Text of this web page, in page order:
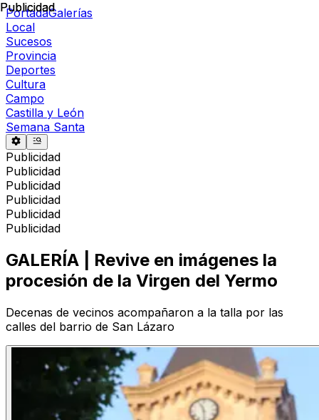
PortadaGalerías
Local
Sucesos
Provincia
Deportes
Cultura
Campo
Castilla y León
Semana Santa
Publicidad
Publicidad
Publicidad
Publicidad
Publicidad
Publicidad
Publicidad
GALERÍA | Revive en imágenes la
procesión de la Virgen del Yermo
Decenas de vecinos acompañaron a la talla por las
calles del barrio de San Lázaro
Publicidad